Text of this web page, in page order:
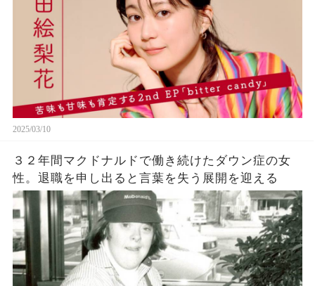
2025/03/10
３２年間マクドナルドで働き続けたダウン症の女
性。退職を申し出ると言葉を失う展開を迎える